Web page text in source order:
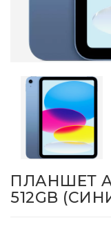
ПЛАНШЕТ
512GB